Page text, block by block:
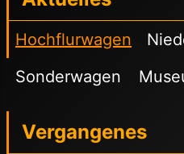
Hochflurwagen
Sonderwagen
Vergangenes